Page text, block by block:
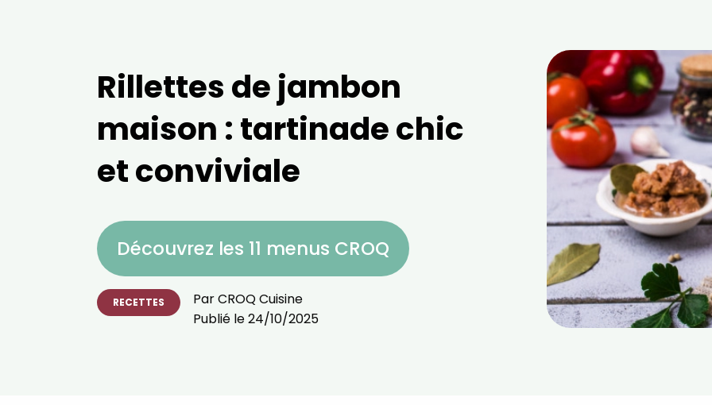
Rillettes de jambon
maison : tartinade chic
et conviviale
Découvrez les 11 menus CROQ
RECETTES ParCROQ Cuisine
Publié le24/10/2025